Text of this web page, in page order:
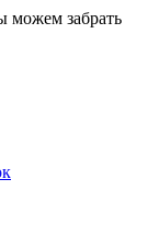
можем забрать